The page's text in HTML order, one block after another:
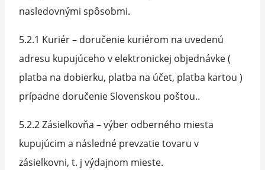
nasledovnými spôsobmi.
5.2.1 Kuriér – doručenie kuriérom na uvedenú
adresu kupujúceho v elektronickej objednávke (
platba na dobierku, platba na účet, platba kartou )
prípadne doručenie Slovenskou poštou..
5.2.2 Zásielkovňa – výber odberného miesta
kupujúcim a následné prevzatie tovaru v
zásielkovni, t. j výdajnom mieste.